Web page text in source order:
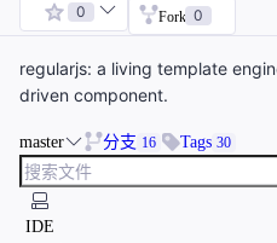
0 Fork 0
regularjs: a living template
driven component.
master 分支 16 Tags 30
IDE